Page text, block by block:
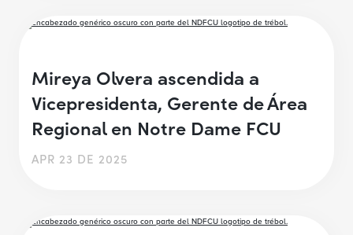
Mireya Olvera ascendida a
Vicepresidenta, Gerente de Área
Regional en Notre Dame FCU
APR 23 DE 2025